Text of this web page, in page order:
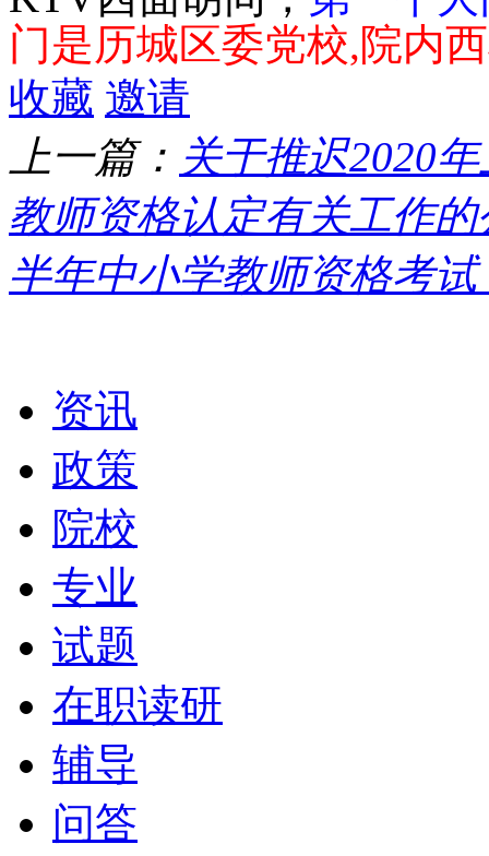
门是历城区委党校,院内
收藏 邀请
上一篇： 关于推迟2020
教师资格认定有关工作的
半年中小学教师资格考
资讯
政策
院校
专业
试题
在职读研
辅导
问答